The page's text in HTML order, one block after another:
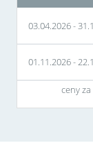
03.04.2026-
01.11.2026-
ceny